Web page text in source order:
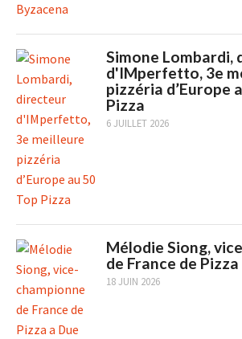
Simone Lombardi,
d'IMperfetto, 3e
pizzéria d’Europe
Pizza
6 JUILLET 2026
Mélodie Siong,
de France de
18 JUIN 2026